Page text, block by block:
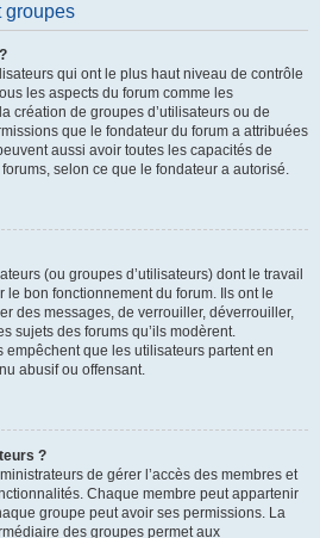
groupes
qui ont le plus haut niveau de contrôle
les aspects du forum comme les
création de groupes d’utilisateurs ou de
que le fondateur du forum a attribuées
aussi avoir toutes les capacités de
selon ce que le fondateur a autorisé.
(ou groupes d’utilisateurs) dont le travail
bon fonctionnement du forum. Ils ont le
des messages, de verrouiller, déverrouiller,
sujets des forums qu’ils modèrent.
que les utilisateurs partent en
abusif ou offensant.
?
de gérer l’accès des membres et
Chaque membre peut appartenir
groupe peut avoir ses permissions. La
des groupes permet aux